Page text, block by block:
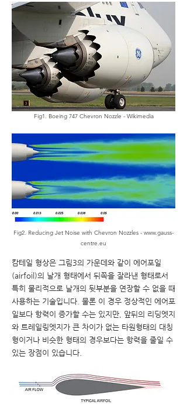
Fig1. Boeing 747 Chevron Nozzle - Wikimedia
Fig2. Reducing Jet Noise with Chevron Nozzles - www.gauss-
centre.eu
캄테일 형상은 그림3의 가운데와 같이 에어포일
(airfoil)의 날개 형태에서 뒤쪽을 잘라낸 형태로서
특히 물리적으로 날개의 뒷부분을 연장할 수 없을 때
사용하는 기술입니다. 물론 이 경우 정상적인 에어포
일보다 항력이 증가할 수는 있지만, 앞뒤의 리딩엣지
와 트레일링엣지가 큰 차이가 없는 타원형태의 대칭
형이거나 비슷한 형태의 경우보다는 항력을 줄일 수
있는 장점이 있습니다.